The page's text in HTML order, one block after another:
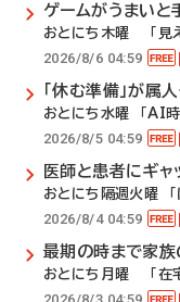
ゲームがうまいと
おとにち木曜 「見え
2026/8/6 04:59
「休む準備」が属
おとにち水曜 「AI時
2026/8/5 04:59
医師と患者にギャ
おとにち隔週火曜 「
2026/8/4 04:59
最期の時まで家族
おとにち月曜 「在宅